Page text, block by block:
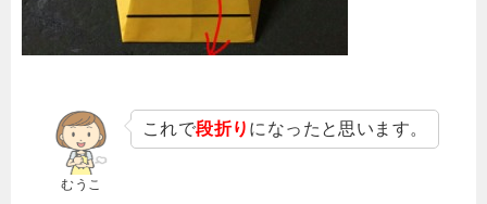
むうこ
これで段折り になったと思います。